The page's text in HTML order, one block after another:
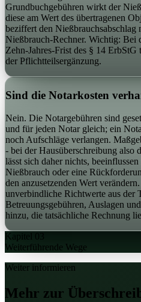
Grundbuchgebühren wirkt der
diese am Wert des übertragenen
beziffert den Nießbrauchsabschlag
Nießbrauch-Rechner. Wichtig: Bei
Zehn-Jahres-Frist des § 14
der Pflichtteilsergänzung.
Sind die Notarkosten
Nein. Die Notargebühren sind
und für jeden Notar gleich; ein
noch Aufschläge verlangen.
- bei der Hausüberschreibung also
lässt sich daher nichts,
Nießbrauch oder eine
den anzusetzenden Wert
unverbindliche Richtwerte aus der
Betreuungsgebühren, Auslagen
hinzu, die tatsächliche Rechnung
Kapitel 03
Weiterführende Wege
Weiter informieren
Mehr zur